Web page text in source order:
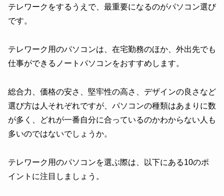
テレワークをするうえで、最重要になるのがパソコン選び
です。
テレワーク用のパソコンは、在宅勤務のほか、外出先でも
仕事ができるノートパソコンをおすすめします。
総合力、価格の安さ、堅牢性の高さ、デザインの良さなど
選び方は人それぞれですが、パソコンの種類はあまりに数
が多く、どれが一番自分に合っているのかわからない人も
多いのではないでしょうか。
テレワーク用のパソコンを選ぶ際は、以下にある10のポ
イントに注目しましょう。